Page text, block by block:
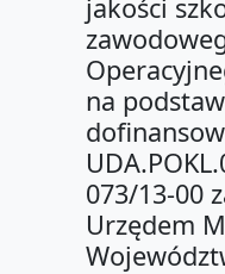
jakości
na
073/13-00
Urzędem